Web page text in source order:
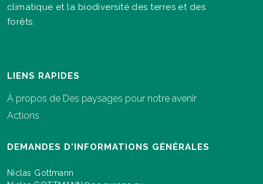
climatique et la biodiversité des terres et des
forêts.
LIENS RAPIDES
À propos de Des paysages pour notre avenir
Actions
DEMANDES D'INFORMATIONS GÉNÉRALES
Niclas Gottmann